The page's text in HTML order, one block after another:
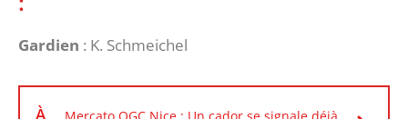
Gardien : K. Schmeichel
À